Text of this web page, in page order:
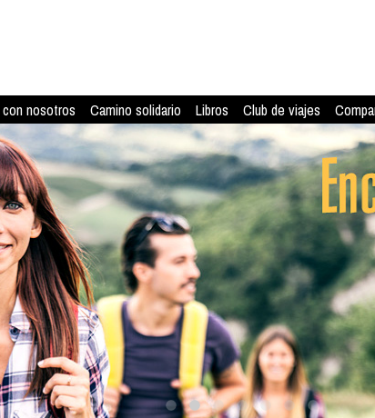
nosotros Camino solidario Libros Club de viajes